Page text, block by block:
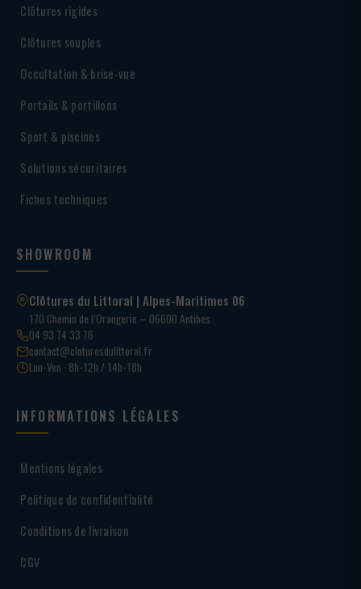
Clôtures rigides
Clôtures souples
Occultation & brise-vue
Portails & portillons
Sport & piscines
Solutions sécuritaires
Fiches techniques
SHOWROOM
Clôtures du Littoral | Alpes-Maritimes 06
170 Chemin de l’Orangerie – 06600 Antibes
04 93 74 33 76
contact@cloturesdulittoral.fr
Lun-Ven · 8h-12h / 14h-18h
INFORMATIONS LÉGALES
Mentions légales
Politique de confidentialité
Conditions de livraison
CGV